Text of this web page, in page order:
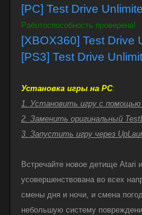
[PC] Test Drive
Работоспособность проверена!
[XBOX360] Test Drive
[PS3] Test Drive
Установка игры на PC:
1. Установить игру с помощью
2. Заменить оригинальный
3. Запустить игру через
Встречайте новое детище Atari
усовершенствована во всех
смены дня и ночи, и смена
небольшую систему